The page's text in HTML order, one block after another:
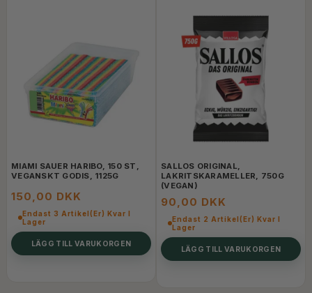
MIAMI SAUER HARIBO, 150 ST,
VEGANSKT GODIS, 1125G
150,00 DKK
Endast 3 Artikel(er) Kvar I
Lager
LÄGG TILL VARUKORGEN
SALLOS ORIGINAL,
LAKRITSKARAMELLER, 750G
(VEGAN)
90,00 DKK
Endast 2 Artikel(er) Kvar I
Lager
LÄGG TILL VARUKORGEN